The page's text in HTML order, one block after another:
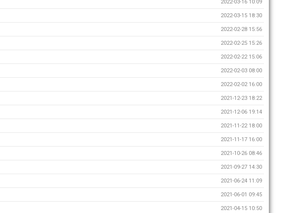
2022-03-16 10:09
2022-03-15 18:30
2022-02-28 15:56
2022-02-25 15:26
2022-02-22 15:06
2022-02-03 08:00
2022-02-02 16:00
2021-12-23 18:22
2021-12-06 19:14
2021-11-22 18:00
2021-11-17 16:00
2021-10-26 08:46
2021-09-27 14:30
2021-06-24 11:09
2021-06-01 09:45
2021-04-15 10:50